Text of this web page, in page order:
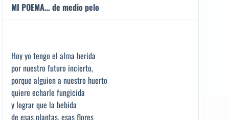
MI POEMA… de medio pelo
Hoy yo tengo el alma herida
por nuestro futuro incierto,
porque alguien a nuestro huerto
quiere echarle fungicida
y lograr que la bebida
de esas plantas, esas flores